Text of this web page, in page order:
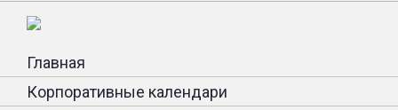
Главная
Корпоративные календари